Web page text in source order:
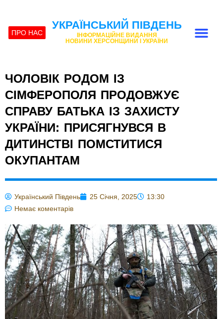
ПРО НАС
УКРАЇНСЬКИЙ ПІВДЕНЬ
ІНФОРМАЦІЙНЕ ВИДАННЯ
НОВИНИ ХЕРСОНЩИНИ І УКРАЇНИ
ЧОЛОВІК РОДОМ ІЗ
СІМФЕРОПОЛЯ ПРОДОВЖУЄ
СПРАВУ БАТЬКА ІЗ ЗАХИСТУ
УКРАЇНИ: ПРИСЯГНУВСЯ В
ДИТИНСТВІ ПОМСТИТИСЯ
ОКУПАНТАМ
Український Південь 25 Січня, 2025
13:30
Немає коментарів